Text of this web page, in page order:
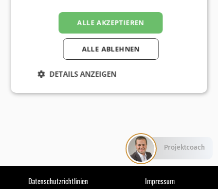
Datenschutzrichtlinien Impressum
ALLE AKZEPTIEREN
ALLE ABLEHNEN
DETAILS ANZEIGEN
Projektcoach